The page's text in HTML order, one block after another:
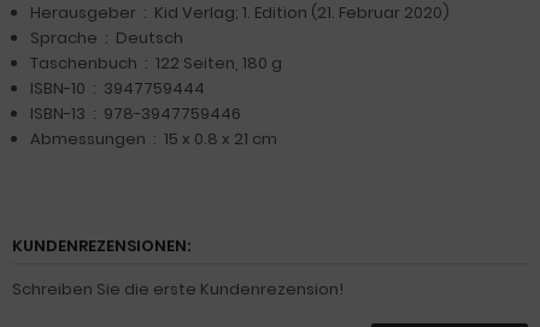
Herausgeber ‏ : ‎ Kid Verlag; 1. Edition (21. Februar 2020)
Sprache ‏ : ‎ Deutsch
Taschenbuch ‏ : ‎ 122 Seiten, 180 g
ISBN-10 ‏ : ‎ 3947759444
ISBN-13 ‏ : ‎ 978-3947759446
Abmessungen ‏ : ‎ 15 x 0.8 x 21 cm
KUNDENREZENSIONEN:
Schreiben Sie die erste Kundenrezension!